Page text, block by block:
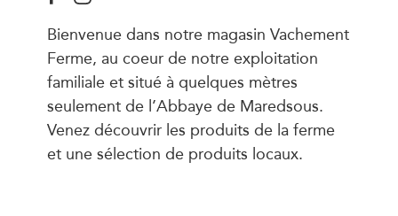
Bienvenue dans notre magasin Vachement
Ferme, au coeur de notre exploitation
familiale et situé à quelques mètres
seulement de l’Abbaye de Maredsous.
Venez découvrir les produits de la ferme
et une sélection de produits locaux.